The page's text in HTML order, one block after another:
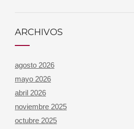
ARCHIVOS
agosto 2026
mayo 2026
abril 2026
noviembre 2025
octubre 2025